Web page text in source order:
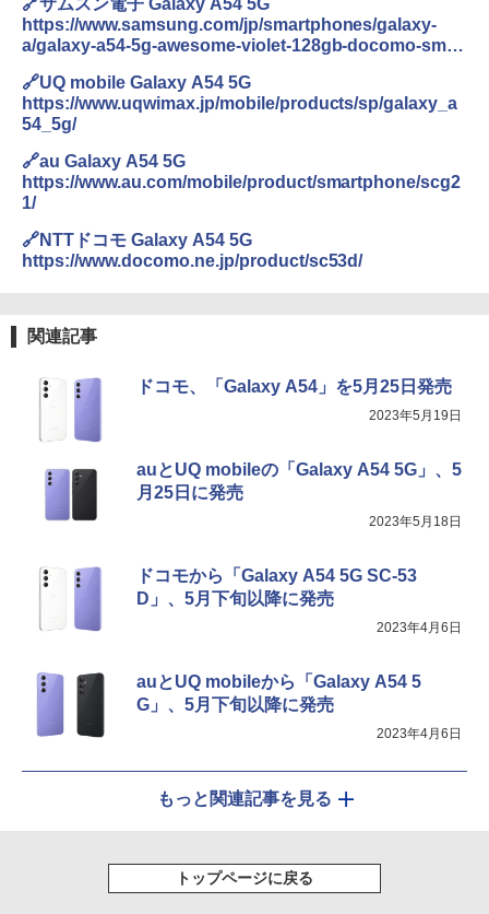
🔗サムスン電子 Galaxy A54 5G
https://www.samsung.com/jp/smartphones/galaxy-
a/galaxy-a54-5g-awesome-violet-128gb-docomo-sm-
🔗UQ mobile Galaxy A54 5G
https://www.uqwimax.jp/mobile/products/sp/galaxy_a
54_5g/
🔗au Galaxy A54 5G
https://www.au.com/mobile/product/smartphone/scg2
1/
🔗NTTドコモ Galaxy A54 5G
https://www.docomo.ne.jp/product/sc53d/
関連記事
ドコモ、「Galaxy A54」を5月25日発売
2023年5月19日
auとUQ mobileの「Galaxy A54 5G」、5
月25日に発売
2023年5月18日
ドコモから「Galaxy A54 5G SC-53
D」、5月下旬以降に発売
2023年4月6日
auとUQ mobileから「Galaxy A54 5
G」、5月下旬以降に発売
2023年4月6日
もっと関連記事を見る
トップページに戻る